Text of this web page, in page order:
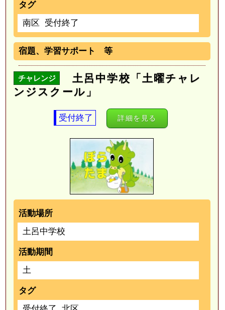
タグ
南区
受付終了
宿題、学習サポート 等
チャレンジ
土呂中学校「土曜チャレ
ンジスクール」
受付終了 詳細を見る
活動場所
土呂中学校
活動期間
土
タグ